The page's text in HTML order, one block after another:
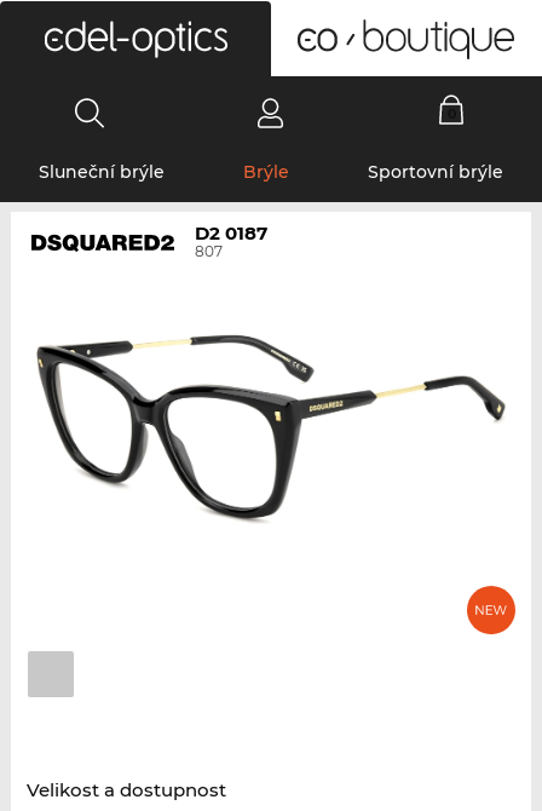
Sluneční brýle Brýle Sportovní brýle
D2 0187
807
Velikost a dostupnost